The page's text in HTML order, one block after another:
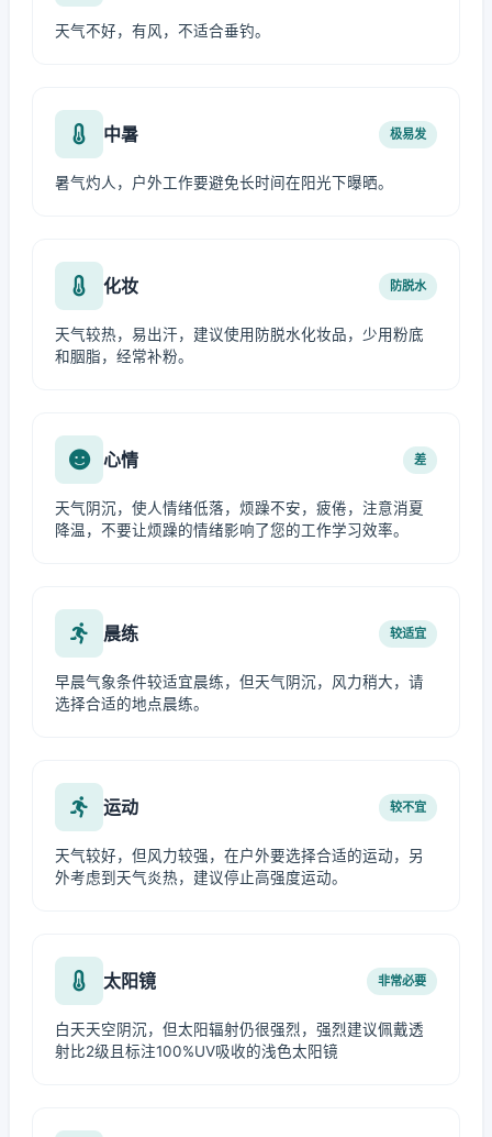
天气不好，有风，不适合垂钓。
中暑 极易发
暑气灼人，户外工作要避免长时间在阳光下曝晒。
化妆 防脱水
天气较热，易出汗，建议使用防脱水化妆品，少用粉底
和胭脂，经常补粉。
心情 差
天气阴沉，使人情绪低落，烦躁不安，疲倦，注意消夏
降温，不要让烦躁的情绪影响了您的工作学习效率。
晨练 较适宜
早晨气象条件较适宜晨练，但天气阴沉，风力稍大，请
选择合适的地点晨练。
运动 较不宜
天气较好，但风力较强，在户外要选择合适的运动，另
外考虑到天气炎热，建议停止高强度运动。
太阳镜 非常必要
白天天空阴沉，但太阳辐射仍很强烈，强烈建议佩戴透
射比2级且标注100%UV吸收的浅色太阳镜